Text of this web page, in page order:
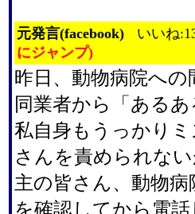
元発言(facebook)
いいね
にジャンプ)
昨日、動物病院へ
同業者から「ある
私自身もうっかり
さんを責められな
主の皆さん、動物
を確認してから電話